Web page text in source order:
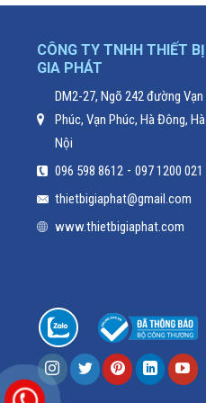
CÔNG TY TNHH THIẾT BỊ
GIA PHÁT
DM2-27, Ngõ 242 đường Vạn
Phúc, Vạn Phúc, Hà Đông, Hà
Nội
096 598 8612- 097 1200 021
thietbigiaphat@gmail.com
www.thietbigiaphat.com